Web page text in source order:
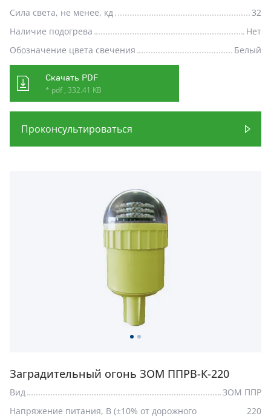
Сила света, не менее, кд
32
Наличие подогрева
Нет
Обозначение цвета свечения
Белый
Скачать PDF
* pdf , 332.41 KB
Проконсультироваться
Заградительный огонь ЗОМ ППРВ-К-220
Вид
ЗОМ ППР
Напряжение питания, В (±10% от дорожного
220